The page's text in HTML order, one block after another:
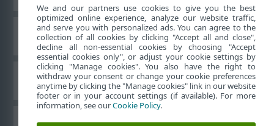
ESETフォーラム
地域サポート
We and our partners use cookies to give you the best
optimized online experience, analyze our website traffic,
and serve you with personalized ads. You can agree to the
collection of all cookies by clicking "Accept all and close",
decline all non-essential cookies by choosing "Accept
essential cookies only", or adjust your cookie settings by
clicking "Manage cookies". You also have the right to
withdraw your consent or change your cookie preferences
anytime by clicking the "Manage cookies" link in our website
footer or in your account settings (if available). For more
information, see ourCookie Policy.